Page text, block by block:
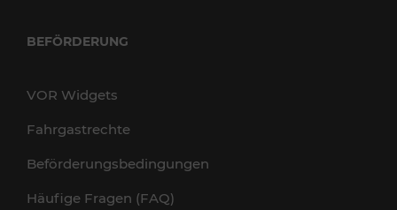
BEFÖRDERUNG
VOR Widgets
Fahrgastrechte
Beförderungsbedingungen
Häufige Fragen (FAQ)